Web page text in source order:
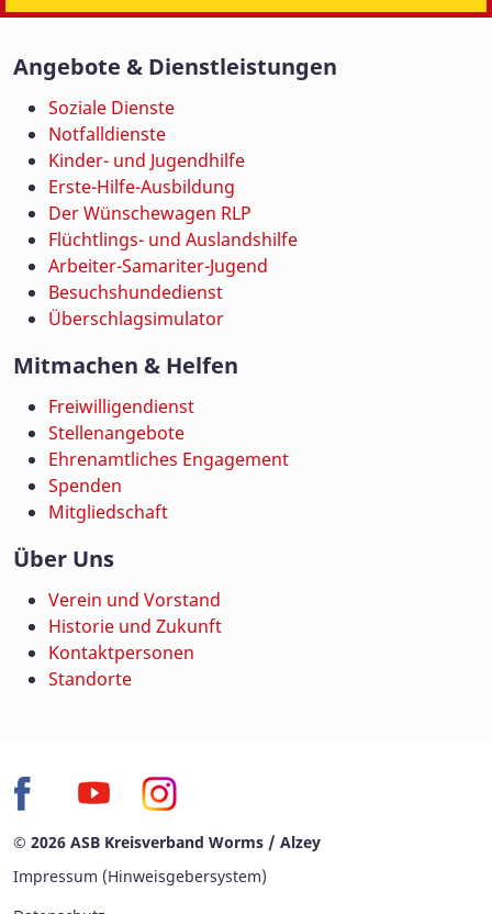
Angebote & Dienstleistungen
Soziale Dienste
Notfalldienste
Kinder- und Jugendhilfe
Erste-Hilfe-Ausbildung
Der Wünschewagen RLP
Flüchtlings- und Auslandshilfe
Arbeiter-Samariter-Jugend
Besuchshundedienst
Überschlagsimulator
Mitmachen & Helfen
Freiwilligendienst
Stellenangebote
Ehrenamtliches Engagement
Spenden
Mitgliedschaft
Über Uns
Verein und Vorstand
Historie und Zukunft
Kontaktpersonen
Standorte
© 2026 ASB Kreisverband Worms / Alzey
Impressum (Hinweisgebersystem)